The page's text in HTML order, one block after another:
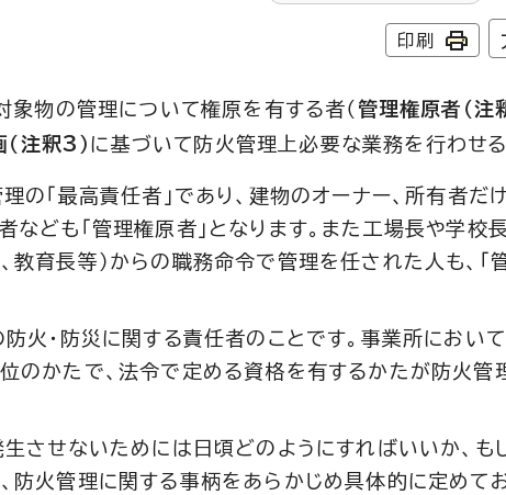
印刷
物の管理について権原を有する者（ 管理権原者（注
注釈3） に基づいて防火管理上必要な業務を行わせる
の「最高責任者」であり、建物のオーナー、所有者だ
ども「管理権原者」となります。また工場長や学校
教育長等）からの職務命令で管理を任された人も、「
防火・防災に関する責任者のことです。事業所におい
のかたで、法令で定める資格を有するかたが防火管
させないためには日頃どのようにすればいいか、も
防火管理に関する事柄をあらかじめ具体的に定めて